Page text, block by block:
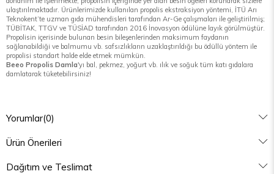
ulaştırılmaktadır. Ürünlerimizde kullanılan propolis ekstraksiyon yöntemi, İTÜ Arı
Teknokent’te uzman gıda mühendisleri tarafından Ar-Ge çalışmaları ile geliştirilmiş;
TÜBİTAK, TTGV ve TÜSİAD tarafından 2016 İnovasyon ödülüne layık görülmüştür.
Propolisin içerisinde bulunan besin bileşenlerinden maksimum faydanın
sağlanabildiği ve balmumu vb. safsızlıkların uzaklaştırıldığı bu ödüllü yöntem ile
propolisi standart halde elde etmek mümkün.
Beeo Propolis Damla'yı bal, pekmez, yoğurt vb. ılık ve soğuk tüm katı gıdalara
damlatarak tüketebilirsiniz!
Yorumlar(0)
Ürün Önerileri
Dağıtım ve Teslimat